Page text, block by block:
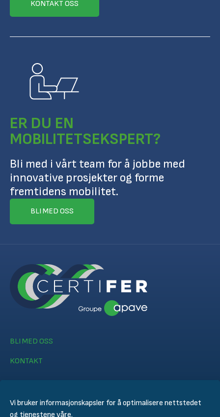
Vi bruker informasjonskapsler for å optimalisere nettstedet
og tjenestene våre.
KONTAKT OSS
ER DU EN
MOBILITETSEKSPERT?
Bli med i vårt team for å jobbe med
innovative prosjekter og forme
fremtidens mobilitet.
BLI MED OSS
BLI MED OSS
KONTAKT